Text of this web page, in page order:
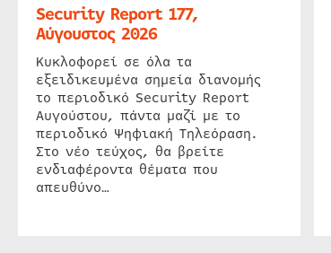
Security Report 177,
Αύγουστος 2026
Κυκλοφορεί σε όλα τα
εξειδικευμένα σημεία διανομής
το περιοδικό Security Report
Αυγούστου, πάντα μαζί με το
περιοδικό Ψηφιακή Τηλεόραση.
Στο νέο τεύχος, θα βρείτε
ενδιαφέροντα θέματα που
απευθύνο…